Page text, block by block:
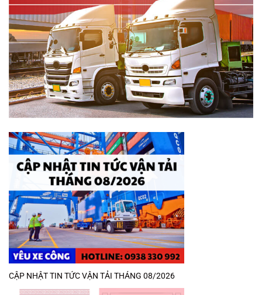
CẬP NHẬT TIN TỨC VẬN TẢI THÁNG 08/2026